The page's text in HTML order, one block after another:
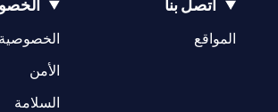
اتصل بنا
المواقعopens in a new tab الخصوصية
الأمن
السلامة